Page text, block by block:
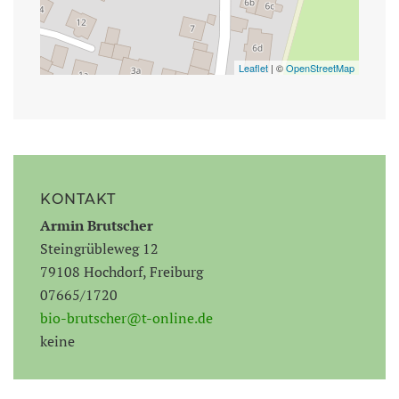
Leaflet | ©OpenStreetMap
KONTAKT
ArminBrutscher
Steingrübleweg 12
79108 Hochdorf, Freiburg
07665/1720
bio-brutscher@t-online.de
keine